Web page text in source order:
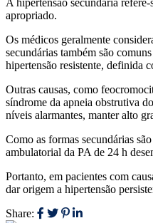
apropriado.
Os médicos geralmente
secundárias também são
hipertensão resistente, definida
Outras causas, como
síndrome da apneia obstrutiva
níveis alarmantes, manter alto
Como as formas secundárias
ambulatorial da PA de 24 h
Portanto, em pacientes com
dar origem a hipertensão
Share: